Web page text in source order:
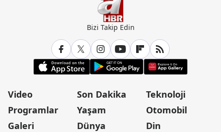
Bizi Takip Edin
Video
Programlar
Galeri
Son Dakika
Yaşam
Dünya
Teknoloji
Otomobil
Din